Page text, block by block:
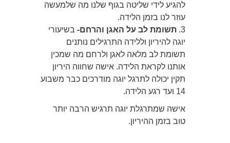
להגיע לידי שליטה בגוף שלנו מה שלמעשה
עוזר לנו בזמן הלידה.
3. תשומת לב על האגן והרחם-בשיעורי
יוגה להיריון וללידה התרגילים נותנים
תשומת לב מלאה לאגן ולרחם מה שמכין
אותנו לקראת הלידה. אישה שחווה היריון
תקין יכולה לתרגל יוגה מודרכים כבר משבוע
14 ועד רגע הלידה.
אישה שמתרגלת יוגה תרגיש הרבה יותר
טוב בזמן ההיריון.